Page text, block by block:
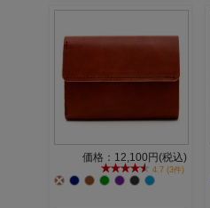
価格：12,100円(税込)
4.7 (3件)